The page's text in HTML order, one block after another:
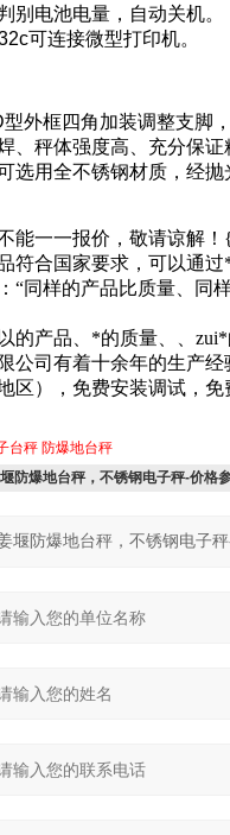
别电池电量，自动关机。
可连接微型打印机。
型外框四角加装调整支脚 ，
、秤体强度高、充分保证
选用全不锈钢材质， 经抛
能一一报价，敬请谅解！
符合国家要求，可以通过
“同样的产品比质量、同
的产品、*的质量、、
公司有着十余年的生产
区），免费安装调试，免
台秤 防爆地台秤
防爆地台秤，不锈钢电子秤-价格